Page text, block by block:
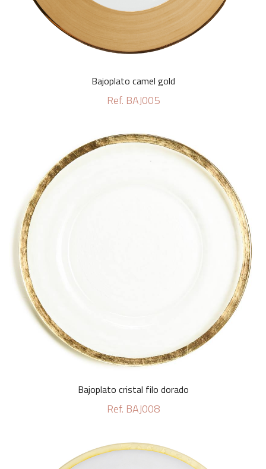
Bajoplato camel gold
Ref. BAJ005
Bajoplato cristal filo dorado
Ref. BAJ008